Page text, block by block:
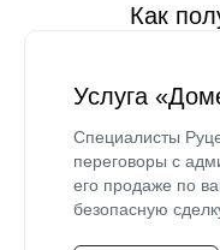
Как
Услуга
Специалисты
переговоры с
его продаже по
безопасную